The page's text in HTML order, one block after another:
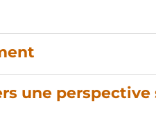
une